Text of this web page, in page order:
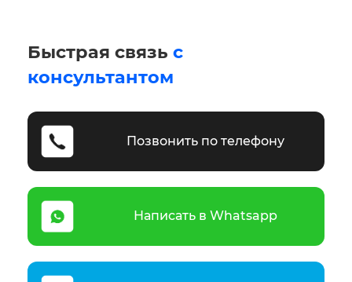
Быстрая связь с
консультантом
Позвонить по телефону
Написать в Whatsapp